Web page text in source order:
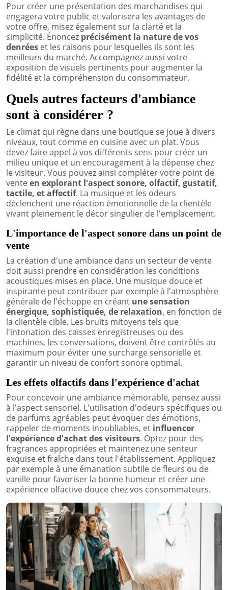
Pour créer une présentation des marchandises qui
engagera votre public et valorisera les avantages de
votre offre, misez également sur la clarté et la
simplicité. Énoncez précisément la nature de vos
denrées et les raisons pour lesquelles ils sont les
meilleurs du marché. Accompagnez aussi votre
exposition de visuels pertinents pour augmenter la
fidélité et la compréhension du consommateur.
Quels autres facteurs d'ambiance
sont à considérer ?
Le climat qui règne dans une boutique se joue à divers
niveaux, tout comme en cuisine avec un plat. Vous
devez faire appel à vos différents sens pour créer un
milieu unique et un encouragement à la dépense chez
le visiteur. Vous pouvez ainsi compléter votre point de
venteen explorant l'aspect sonore, olfactif, gustatif,
tactile, et affectif. La musique et les odeurs
déclenchent une réaction émotionnelle de la clientèle
vivant pleinement le décor singulier de l'emplacement.
L'importance de l'aspect sonore dans un point de
vente
La création d'une ambiance dans un secteur de vente
doit aussi prendre en considération les conditions
acoustiques mises en place. Une musique douce et
inspirante peut contribuer par exemple à l'atmosphère
générale de l'échoppe en créant une sensation
énergique, sophistiquée, de relaxation, en fonction de
la clientèle cible. Les bruits mitoyens tels que
l'intonation des caisses enregistreuses ou des
machines, les conversations, doivent être contrôlés au
maximum pour éviter une surcharge sensorielle et
garantir un niveau de confort sonore optimal.
Les effets olfactifs dans l'expérience d'achat
Pour concevoir une ambiance mémorable, pensez aussi
à l'aspect sensoriel. L'utilisation d'odeurs spécifiques ou
de parfums agréables peut évoquer des émotions,
rappeler de moments inoubliables, et influencer
l'expérience d'achat des visiteurs. Optez pour des
fragrances appropriées et maintenez une senteur
exquise et fraîche dans tout l'établissement. Appliquez
par exemple à une émanation subtile de fleurs ou de
vanille pour favoriser la bonne humeur et créer une
expérience olfactive douce chez vos consommateurs.